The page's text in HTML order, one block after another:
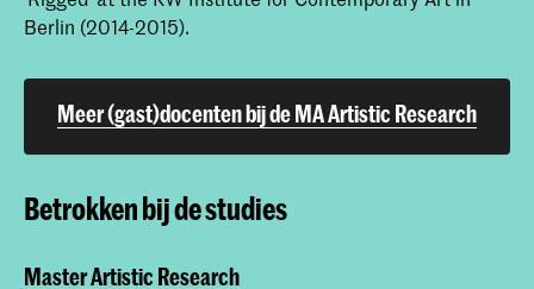
Berlin (2014-2015).
Meer (gast)docenten bij de MA Artistic Research
Betrokken bij de studies
Master Artistic Research